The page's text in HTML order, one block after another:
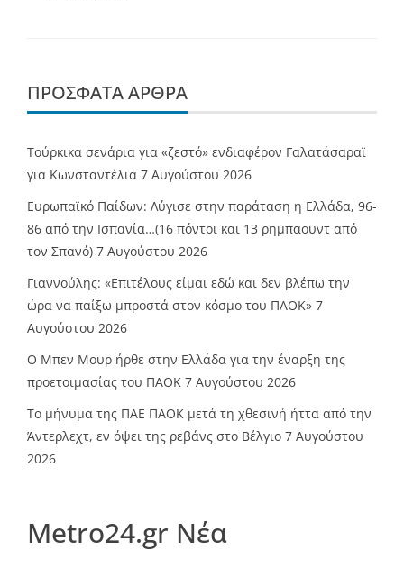
ΠΡΌΣΦΑΤΑ ΆΡΘΡΑ
Τούρκικα σενάρια για «ζεστό» ενδιαφέρον Γαλατάσαραϊ
για Κωνσταντέλια 7 Αυγούστου 2026
Ευρωπαϊκό Παίδων: Λύγισε στην παράταση η Ελλάδα, 96-
86 από την Ισπανία…(16 πόντοι και 13 ρημπαουντ από
τον Σπανό) 7 Αυγούστου 2026
Γιαννούλης: «Επιτέλους είμαι εδώ και δεν βλέπω την
ώρα να παίξω μπροστά στον κόσμο του ΠΑΟΚ» 7
Αυγούστου 2026
O Mπεν Μουρ ήρθε στην Ελλάδα για την έναρξη της
προετοιμασίας του ΠΑΟΚ 7 Αυγούστου 2026
Το μήνυμα της ΠΑΕ ΠΑΟΚ μετά τη χθεσινή ήττα από την
Άντερλεχτ, εν όψει της ρεβάνς στο Βέλγιο 7 Αυγούστου
2026
Metro24.gr Νέα